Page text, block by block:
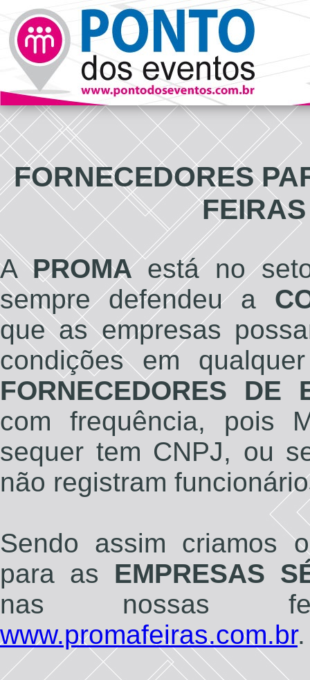
FORNECEDORES
APROMAestá no
sempre defendeu a
que as empresas
condições em
FORNECEDORES DE
com frequência, pois
sequer tem CNPJ, ou
não registram
Sendo assim criamos
para as EMPRESAS
nas nossas
www.promafeiras.com.br.